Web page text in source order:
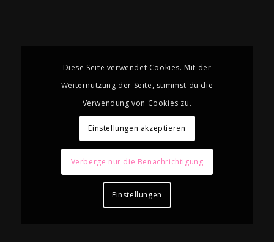
Diese Seite verwendet Cookies. Mit der
Weiternutzung der Seite, stimmst du die
Verwendung von Cookies zu.
Einstellungen akzeptieren
Verberge nur die Benachrichtigung
Einstellungen